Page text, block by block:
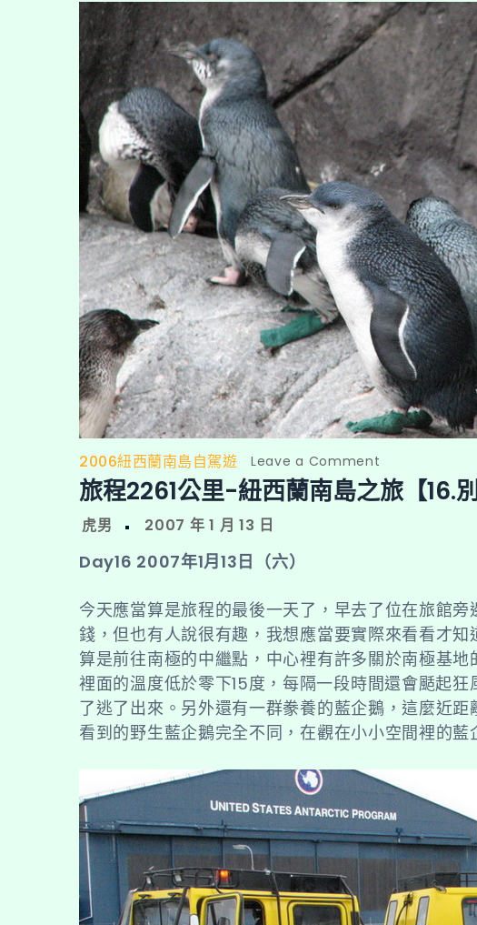
2006紐西蘭南島自駕遊 Leave a Comment
旅
程
紐
西
蘭
南
島
之
旅
【16.
別
了
紐
西
蘭】
旅程2261公里-紐西蘭南島之旅【16.別
Day16 2007年1月13日（六）
今天應當算是旅程的最後一天了，早去了位在旅館
錢，但也有人說很有趣，我想應當要實際來看看才
算是前往南極的中繼點，中心裡有許多關於南極基
裡面的溫度低於零下15度，每隔一段時間還會颳起
了逃了出來。另外還有一群豢養的藍企鵝，這麼近
看到的野生藍企鵝完全不同，在觀在小小空間裡的藍